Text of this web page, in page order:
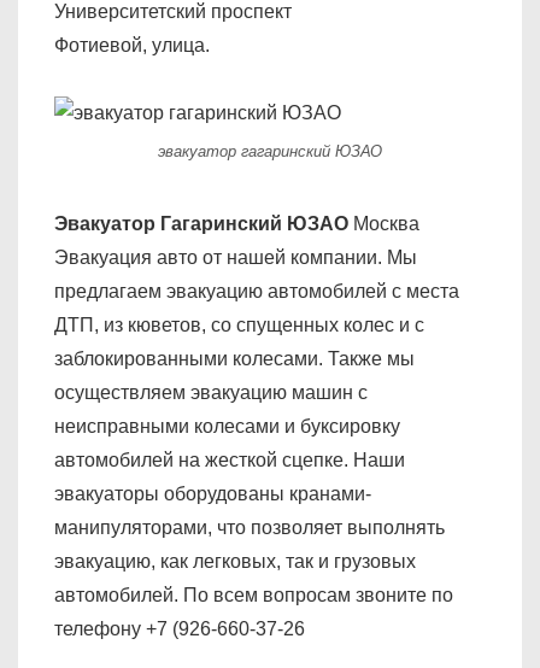
Университетский проспект
Фотиевой, улица.
эвакуатор гагаринский ЮЗАО
Эвакуатор Гагаринский ЮЗАО Москва
Эвакуация авто от нашей компании. Мы
предлагаем эвакуацию автомобилей с места
ДТП, из кюветов, со спущенных колес и с
заблокированными колесами. Также мы
осуществляем эвакуацию машин с
неисправными колесами и буксировку
автомобилей на жесткой сцепке. Наши
эвакуаторы оборудованы кранами-
манипуляторами, что позволяет выполнять
эвакуацию, как легковых, так и грузовых
автомобилей. По всем вопросам звоните по
телефону +7 (926-660-37-26